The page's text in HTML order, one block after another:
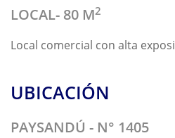
LOCAL- 80 M2
Local comercial con alta
UBICACIÓN
PAYSANDÚ - N° 1405